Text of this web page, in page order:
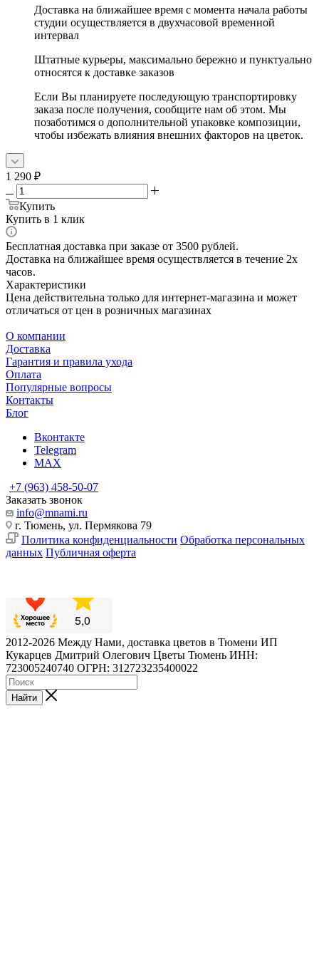
Доставка на ближайшее время с момента начала работы
студии осуществляется в двухчасовой временной
интервал
Штатные курьеры, максимально бережно и пунктуально
относятся к доставке заказов
Если Вы планируете последующую транспортировку
заказа после получения, сообщите нам об этом. Мы
позаботимся о дополнительной упаковке композиции,
чтобы избежать влияния внешних факторов на цветок.
1 290 ₽
Купить
Купить в 1 клик
Бесплатная доставка при заказе от 3500 рублей.
Доставка на ближайшее время осуществляется в течение 2х
часов.
Характеристики
Цена действительна только для интернет-магазина и может
отличаться от цен в розничных магазинах
О компании
Доставка
Гарантия и правила ухода
Оплата
Популярные вопросы
Контакты
Блог
Вконтакте
Telegram
MAX
+7 (963) 458-50-07
Заказать звонок
info@mnami.ru
г. Тюмень, ул. Пермякова 79
Политика конфиденциальности Обработка персональных
данных Публичная оферта
2012-2026 Между Нами, доставка цветов в Тюмени ИП
Кукарцев Дмитрий Олегович Цветы Тюмень ИНН:
723005240740 ОГРН: 312723235400022
Найти